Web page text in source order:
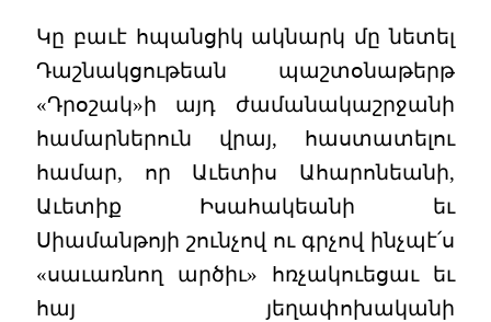
Կը բաւէ հպանցիկ ակնարկ մը նետել
Դաշնակցութեան պաշտօնաթերթ
«Դրօշակ»ի այդ ժամանակաշրջանի
համարներուն վրայ, հաստատելու
համար, որ Աւետիս Ահարոնեանի,
Աւետիք Իսահակեանի եւ
Սիամանթոյի շունչով ու գրչով ինչպէ՛ս
«սաւառնող արծիւ» հռչակուեցաւ եւ
հայ յեղափոխականի